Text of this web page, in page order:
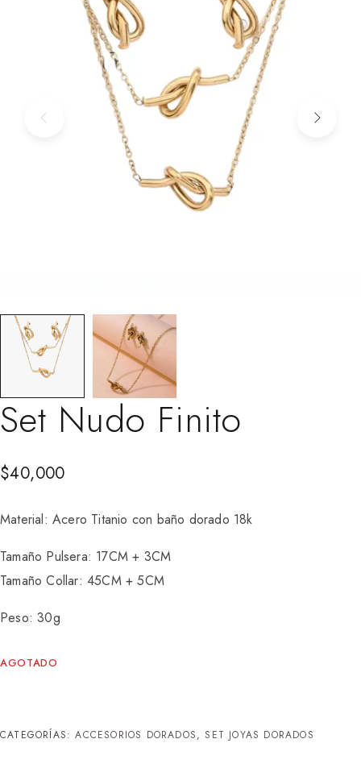
Set Nudo Finito
$40,000
Material: Acero Titanio con baño dorado 18k
Tamaño Pulsera: 17CM + 3CM
Tamaño Collar: 45CM + 5CM
Peso: 30g
AGOTADO
CATEGORÍAS:ACCESORIOS DORADOS, SET JOYAS DORADOS